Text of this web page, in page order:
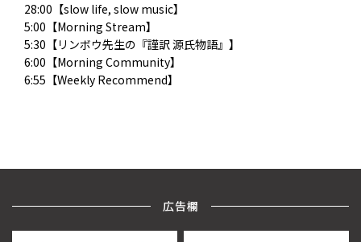
28:00【slow life, slow music】
5:00【Morning Stream】
5:30【リンボウ先生の『謹訳 源氏物語』】
6:00【Morning Community】
6:55【Weekly Recommend】
広告欄